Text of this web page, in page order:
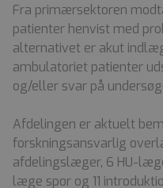
Fra primærsektoren
patienter henvist med
alternativet er akut
ambulatoriet patienter
og/eller svar på
Afdelingen er aktuelt
forskningsansvarlig
afdelingslæger, 6 HU-
læge spor og 11